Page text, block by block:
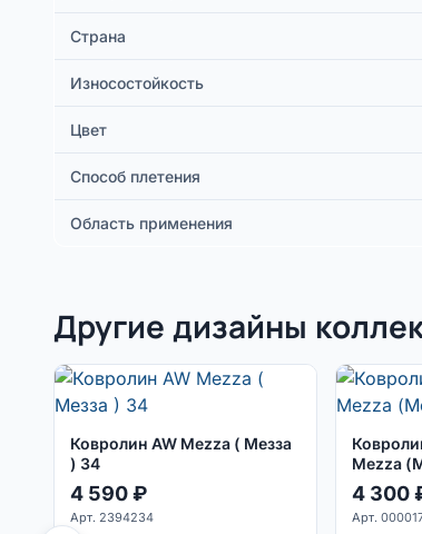
Страна
Износостойкость
Цвет
Способ плетения
Область применения
Другие дизайны
Ковролин AW Mezza ( Мезза
) 34
4 590₽
Арт. 2394234
Mezza
4 300
Арт.